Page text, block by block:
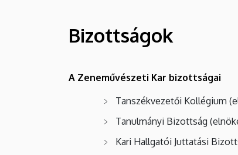
Bizottságok
A Zeneművészeti Kar bizottságai
Tanszékvezetői Kollégium
Tanulmányi Bizottság
Kari Hallgatói Juttatási